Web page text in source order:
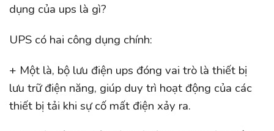
dụng của ups là gì?
UPS có hai công dụng chính:
+ Một là, bộ lưu điện ups đóng vai trò là thiết bị
lưu trữ điện năng, giúp duy trì hoạt động của các
thiết bị tải khi sự cố mất điện xảy ra.